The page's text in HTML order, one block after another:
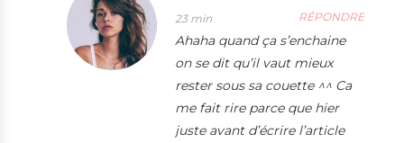
23 min
RÉPONDRE
Ahaha quand ça s’enchaine
on se dit qu’il vaut mieux
rester sous sa couette ^^ Ca
me fait rire parce que hier
juste avant d’écrire l’article